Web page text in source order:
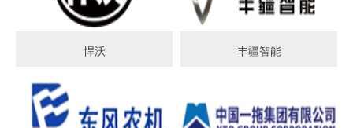
悍沃 丰疆智能